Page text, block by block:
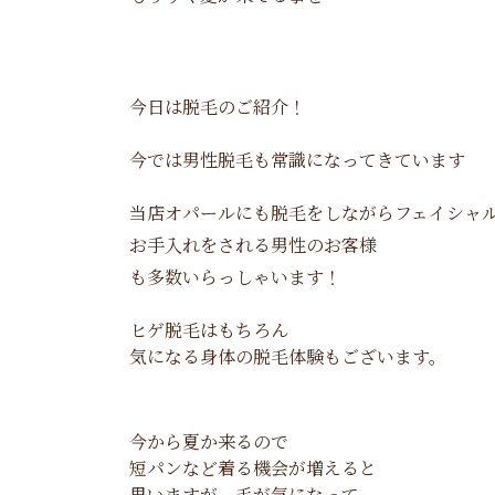
今日は脱毛のご紹介！
今では男性脱毛も常識になってきています
当店オパールにも脱毛をしながらフェイシャ
お手入れをされる男性のお客様
も多数いらっしゃいます！
ヒゲ脱毛はもちろん
気になる身体の脱毛体験もございます。
今から夏か来るので
短パンなど着る機会が増えると